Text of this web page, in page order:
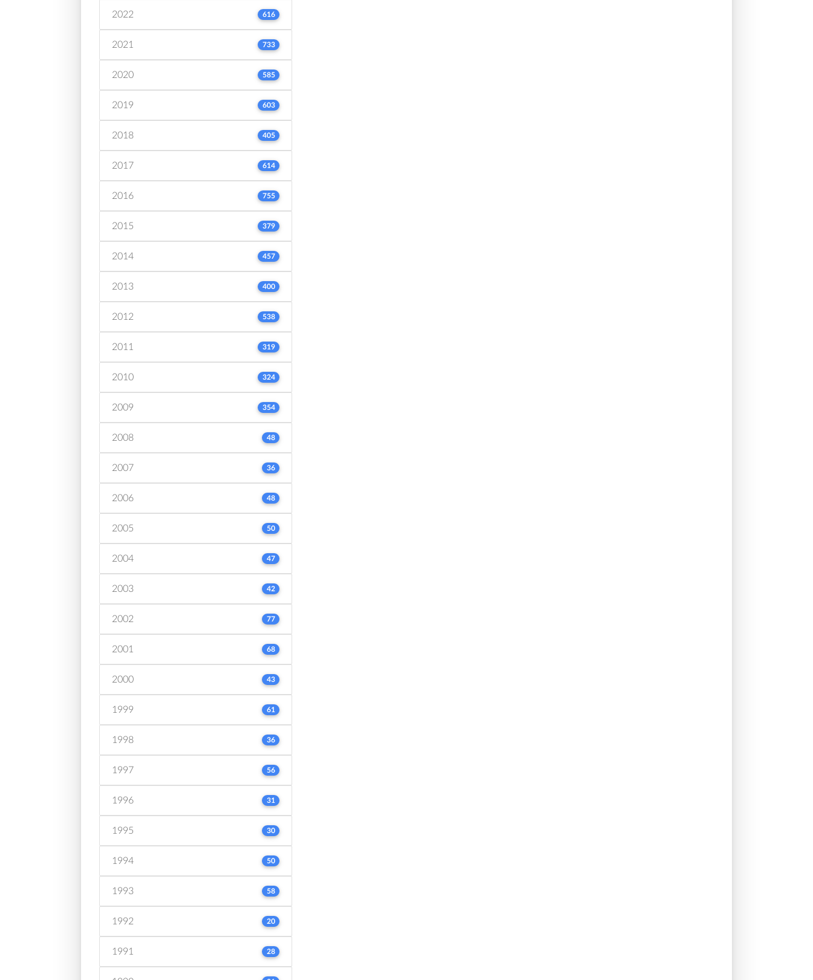
2022 616
2021 733
2020 585
2019 603
2018 405
2017 614
2016 755
2015 379
2014 457
2013 400
2012 538
2011 319
2010 324
2009 354
2008 48
2007 36
2006 48
2005 50
2004 47
2003 42
2002 77
2001 68
2000 43
1999 61
1998 36
1997 56
1996 31
1995 30
1994 50
1993 58
1992 20
1991 28